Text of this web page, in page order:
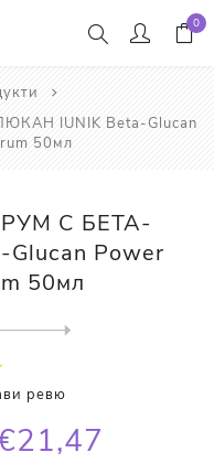
0
IUNIK Beta-Glucan
50мл
С БЕТА-
Power
50мл
ревю